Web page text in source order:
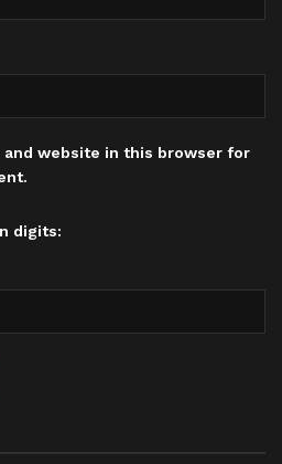
and website in this browser for
digits: